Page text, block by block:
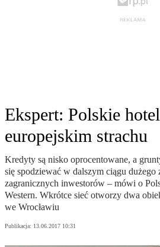
Ekspert: Polskie
europejskim strachu
Kredyty są nisko oprocentowane, a
się spodziewać w dalszym ciągu dużego
zagranicznych inwestorów – mówi o
Western. Wkrótce sieć otworzy dwa
we Wrocławiu
Publikacja: 13.06.2017 10:31